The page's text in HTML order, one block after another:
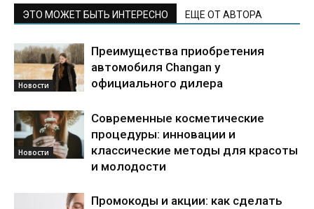
ЭТО МОЖЕТ БЫТЬ ИНТЕРЕСНО ЕЩЕ ОТ АВТОРА
Новости
Преимущества приобретения
автомобиля Changan у
официального дилера
Новости
Современные косметические
процедуры: инновации и
классические методы для красоты
и молодости
Промокоды и акции: как сделать